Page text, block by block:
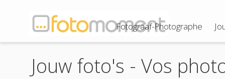
Fotograaf-Photographe
Jouw foto's - Vos